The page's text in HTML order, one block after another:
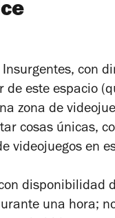
con
de este espacio
zona de
cosas únicas,
videojuegos en
disponibilidad
una hora;